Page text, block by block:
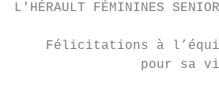
L'HÉRAULT FÉMININES
Félicitations à
pour sa